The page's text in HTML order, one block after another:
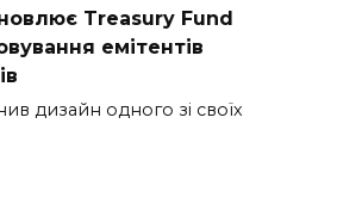
Treasury Fund
емітентів
дизайн одного зі своїх